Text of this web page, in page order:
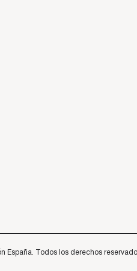
España. Todos los derechos